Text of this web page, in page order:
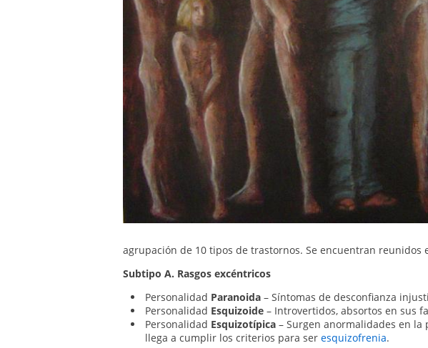
agrupación de 10 tipos de trastornos. Se encuentran
Subtipo A. Rasgos excéntricos
Personalidad Paranoida– Síntomas de desconfianza
Personalidad Esquizoide– Introvertidos, absortos en sus
Personalidad Esquizotípica– Surgen anormalidades en la
llega a cumplir los criterios para ser esquizofrenia.